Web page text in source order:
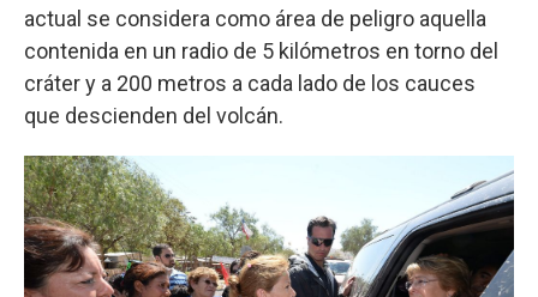
actual se considera como área de peligro aquella
contenida en un radio de 5 kilómetros en torno del
cráter y a 200 metros a cada lado de los cauces
que descienden del volcán.